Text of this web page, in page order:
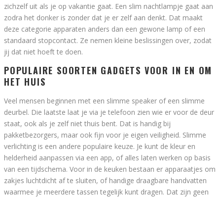
zichzelf uit als je op vakantie gaat. Een slim nachtlampje gaat aan
zodra het donker is zonder dat je er zelf aan denkt. Dat maakt
deze categorie apparaten anders dan een gewone lamp of een
standaard stopcontact. Ze nemen kleine beslissingen over, zodat
jij dat niet hoeft te doen.
POPULAIRE SOORTEN GADGETS VOOR IN EN OM
HET HUIS
Veel mensen beginnen met een slimme speaker of een slimme
deurbel. Die laatste laat je via je telefoon zien wie er voor de deur
staat, ook als je zelf niet thuis bent. Dat is handig bij
pakketbezorgers, maar ook fijn voor je eigen veiligheid. Slimme
verlichting is een andere populaire keuze. Je kunt de kleur en
helderheid aanpassen via een app, of alles laten werken op basis
van een tijdschema. Voor in de keuken bestaan er apparaatjes om
zakjes luchtdicht af te sluiten, of handige draagbare handvatten
waarmee je meerdere tassen tegelijk kunt dragen. Dat zijn geen